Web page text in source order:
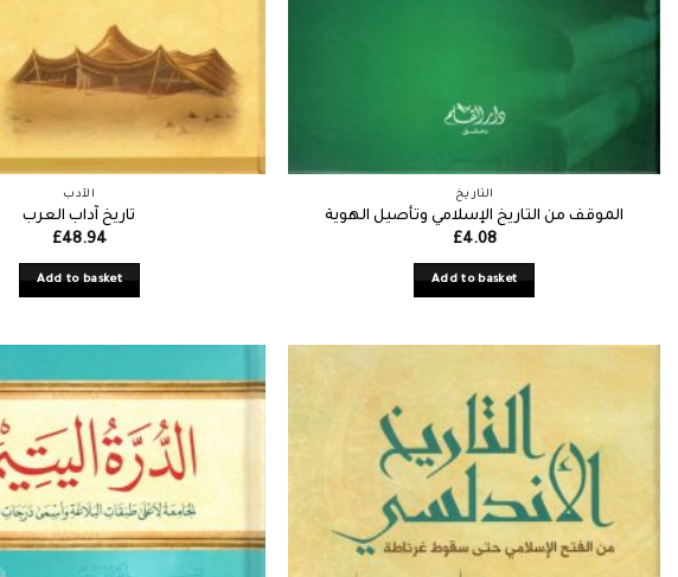
الأدب
تاريخ آداب العرب
£48.94
Add to basket
التاريخ
الموقف من التاريخ الإسلامي وتأصيل الهوية
£4.08
Add to basket